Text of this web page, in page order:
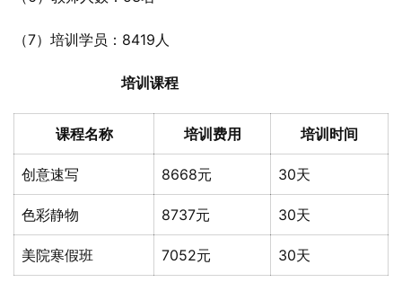
（7）培训学员：8419人
培训课程
课程名称 培训费用 培训时间
创意速写 8668元 30天
色彩静物 8737元 30天
美院寒假班 7052元 30天